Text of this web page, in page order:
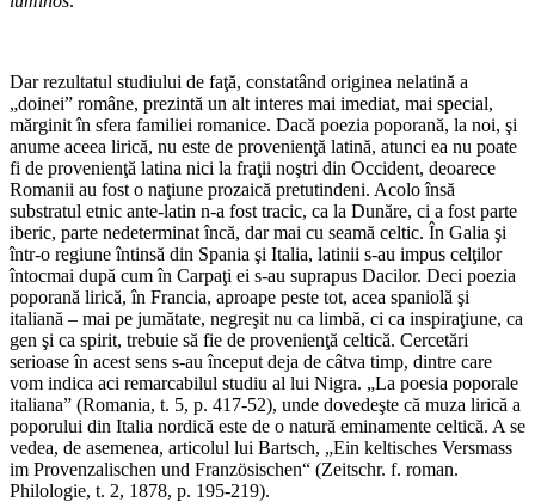
Dar rezultatul studiului de faţă, constatând ori­ginea nelatină a
„doinei” române, prezintă un alt interes mai imediat, mai special,
mărginit în sfera fa­miliei romanice. Dacă poezia poporană, la noi, şi
anume aceea lirică, nu este de provenienţă latină, atunci ea nu poate
fi de provenienţă latina nici la fraţii noştri din Occident, deoarece
Romanii au fost o naţiune prozaică pretutindeni. Acolo însă
substratul etnic ante-latin n-a fost tracic, ca la Dunăre, ci a fost parte
iberic, parte nedeterminat încă, dar mai cu seamă celtic. În Galia şi
într-o regiune întinsă din Spania şi Italia, latinii s-au impus celţilor
întocmai după cum în Carpaţi ei s-au suprapus Dacilor. Deci poezia
poporană lirică, în Francia, aproape peste tot, acea spaniolă şi
italiană – mai pe jumătate, negreşit nu ca limbă, ci ca inspiraţiune, ca
gen şi ca spirit, trebuie să fie de provenienţă celtică. Cercetări
serioase în acest sens s-au început deja de câtva timp, dintre care
vom indica aci remarcabilul studiu al lui Nigra. „La poesia poporale
italiana” (Ro­mania, t. 5, p. 417-52), unde dovedeşte că muza lirică a
poporului din Italia nordică este de o natură emina­mente celtică. A se
vedea, de asemenea, articolul lui Bartsch, „Ein keltisches Versmass
im Provenzalischen und Französischen“ (Zeitschr. f. roman.
Philologie, t. 2, 1878, p. 195-219).